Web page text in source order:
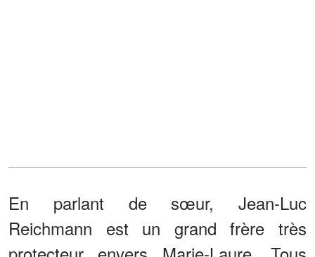
En parlant de sœur, Jean-Luc
Reichmann est un grand frère très